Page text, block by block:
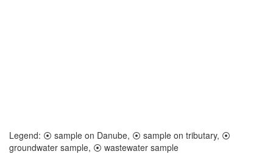
Legend: ⦿ sample on Danube, ⦿ sample on tributary, ⦿
groundwater sample, ⦿ wastewater sample